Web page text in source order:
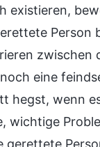
existieren,
Person
zwischen
eine
hegst, wenn
wichtige
gerettete